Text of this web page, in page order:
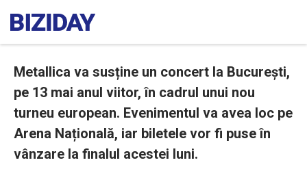
Metallica va susține un concert la București,
pe 13 mai anul viitor, în cadrul unui nou
turneu european. Evenimentul va avea loc pe
Arena Națională, iar biletele vor fi puse în
vânzare la finalul acestei luni.